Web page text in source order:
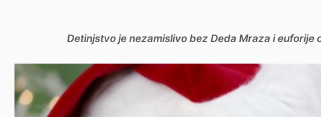
Detinjstvo je nezamislivo bez Deda Mraza i